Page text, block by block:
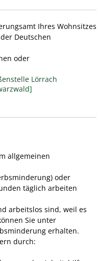
Ihres Wohnsitzes
Deutschen
oder
Lörrach
allgemeinen
oder
täglich arbeiten
arbeitslos sind, weil es
Sie unter
erhalten.
durch: